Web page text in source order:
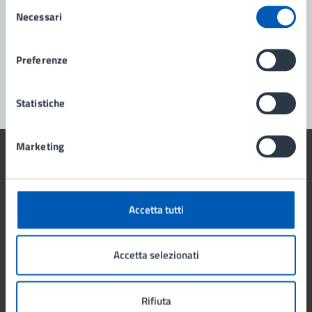
delNecessari
Preferenze
Statistiche
Marketing
Accetta tutti
Accetta selezionati
Rifiuta
Segnala disservizio
Comune di Lissone
Organi di governo
Aree amministrative